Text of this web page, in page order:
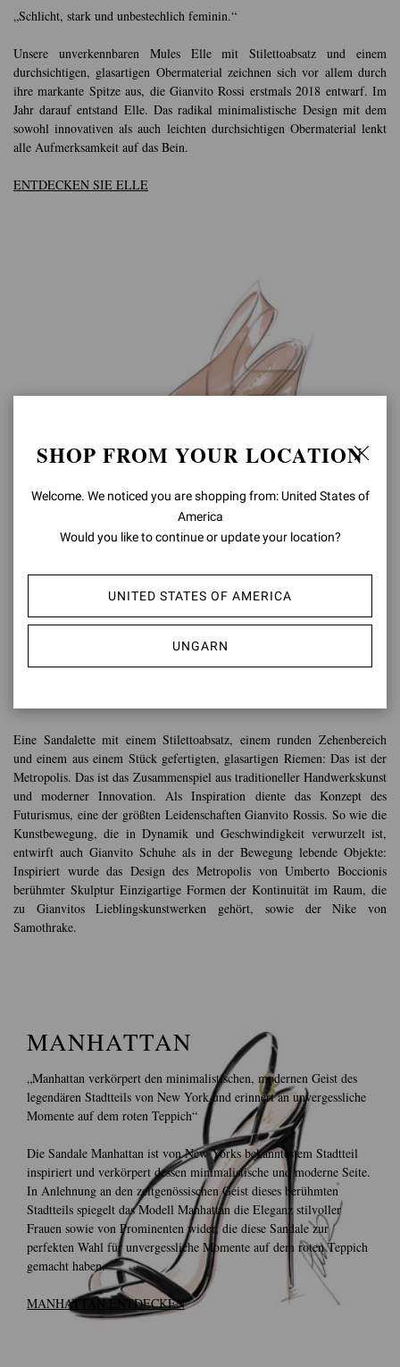
„Schlicht, stark und unbestechlich feminin.“
Unsere unverkennbaren Mules Elle mit Stilettoabsatz und einem
durchsichtigen, glasartigen Obermaterial zeichnen sich vor allem durch
ihre markante Spitze aus, die Gianvito Rossi erstmals 2018 entwarf. Im
Jahr darauf entstand Elle. Das radikal minimalistische Design mit dem
sowohl innovativen als auch leichten durchsichtigen Obermaterial lenkt
alle Aufmerksamkeit auf das Bein.
ENTDECKEN SIE ELLE
METROPOLIS
Eine Sandalette mit einem Stilettoabsatz, einem runden Zehenbereich
und einem aus einem Stück gefertigten, glasartigen Riemen: Das ist der
Metropolis. Das ist das Zusammenspiel aus traditioneller Handwerkskunst
und moderner Innovation. Als Inspiration diente das Konzept des
Futurismus, eine der größten Leidenschaften Gianvito Rossis. So wie die
Kunstbewegung, die in Dynamik und Geschwindigkeit verwurzelt ist,
entwirft auch Gianvito Schuhe als in der Bewegung lebende Objekte:
Inspiriert wurde das Design des Metropolis von Umberto Boccionis
berühmter Skulptur Einzigartige Formen der Kontinuität im Raum, die
zu Gianvitos Lieblingskunstwerken gehört, sowie der Nike von
Samothrake.
MANHATTAN
„Manhattan verkörpert den minimalistischen, modernen Geist des
legendären Stadtteils von New York und erinnert an unvergessliche
Momente auf dem roten Teppich“
Die Sandale Manhattan ist von New Yorks bekanntestem Stadtteil
inspiriert und verkörpert dessen minimalistische und moderne Seite.
In Anlehnung an den zeitgenössischen Geist dieses berühmten
Stadtteils spiegelt das Modell Manhattan die Eleganz stilvoller
Frauen sowie von Prominenten wider, die diese Sandale zur
perfekten Wahl für unvergessliche Momente auf dem roten Teppich
gemacht haben.
MANHATTAN ENTDECKEN
SHOP FROM YOUR LOCATION
Welcome. We noticed you are shopping from: United States of
America
Would you like to continue or update your location?
UNITED STATES OF AMERICA
UNGARN